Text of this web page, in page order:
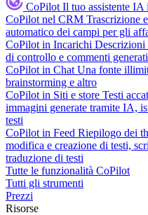
CoPilot Il tuo assistente
CoPilot nel CRM Trascrizione
automatico dei campi per gli
CoPilot in Incarichi Descrizioni
di controllo e commenti
CoPilot in Chat Una fonte
brainstorming e altro
CoPilot in Siti e store Testi
immagini generate tramite IA,
testi
CoPilot in Feed Riepilogo dei
modifica e creazione di testi,
traduzione di testi
Tutte le funzionalità CoPilot
Tutti gli strumenti
Prezzi
Risorse